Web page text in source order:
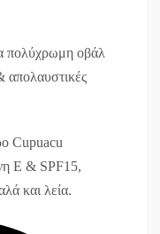
πολύχρωμη οβάλ
Cupuacu
Ε & SPF15,
και λεία.